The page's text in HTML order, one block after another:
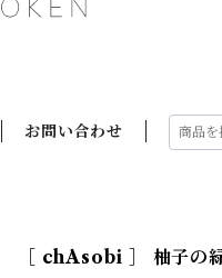
お問い合わせ
［ chAsobi ］ 柚子の